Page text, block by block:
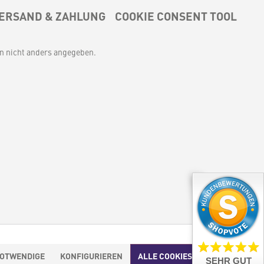
& ZAHLUNG COOKIE CONSENT TOOL
nicht anders angegeben.
KONFIGURIEREN ALLE COOKIES AKZEPTIEREN
SEHR GUT